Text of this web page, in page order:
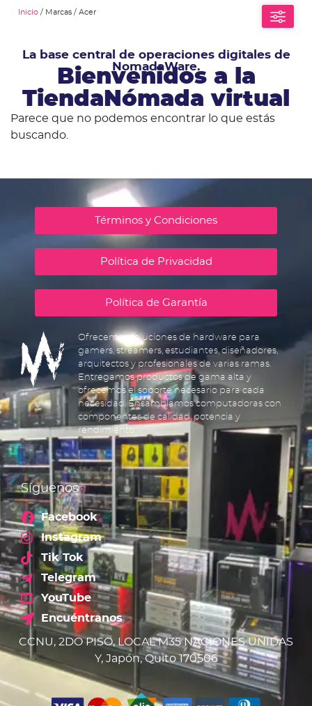
Inicio / Marcas / Acer
La base central de operaciones digitales de
NomadaWare.
Bienvenidos a la
TiendaNómada virtual
Parece que no podemos encontrar lo que estás
buscando.
Términos y Condiciones
Política de Privacidad
Política de Garantía
Ofrecemos soluciones de hardware para
gamers, streamers, estudiantes, diseñadores,
arquitectos y profesionales de varias ramas.
Entregamos productos de gama alta y
ofrecemos el soporte necesario para cada
necesidad. Ensamblamos computadoras con
componentes de calidad, potencia y
rendimiento.
Síguenos
Facebook
Instagram
Tik Tok
Telegram
YouTube
Encuéntranos
CCNU, 2DO PISO, LOCAL M35 NACIONES UNIDAS
Y, Japón, Quito 170506